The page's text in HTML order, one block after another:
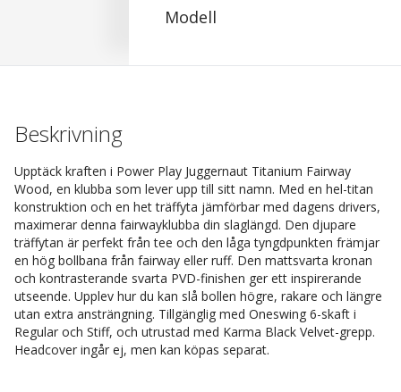
Modell
Beskrivning
Upptäck kraften i Power Play Juggernaut Titanium Fairway
Wood, en klubba som lever upp till sitt namn. Med en hel-titan
konstruktion och en het träffyta jämförbar med dagens drivers,
maximerar denna fairwayklubba din slaglängd. Den djupare
träffytan är perfekt från tee och den låga tyngdpunkten främjar
en hög bollbana från fairway eller ruff. Den mattsvarta kronan
och kontrasterande svarta PVD-finishen ger ett inspirerande
utseende. Upplev hur du kan slå bollen högre, rakare och längre
utan extra ansträngning. Tillgänglig med Oneswing 6-skaft i
Regular och Stiff, och utrustad med Karma Black Velvet-grepp.
Headcover ingår ej, men kan köpas separat.